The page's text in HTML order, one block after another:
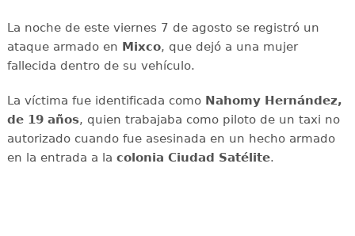
La noche de este viernes 7 de agosto se registró un
ataque armado en Mixco, que dejó a una mujer
fallecida dentro de su vehículo.
La víctima fue identificada como Nahomy Hernández,
de 19 años, quien trabajaba como piloto de un taxi no
autorizado cuando fue asesinada en un hecho armado
en la entrada a la colonia Ciudad Satélite.